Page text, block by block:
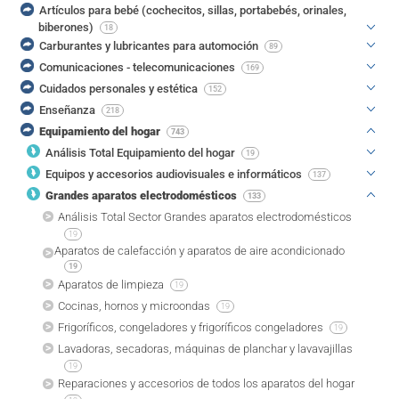
Artículos para bebé (cochecitos, sillas, portabebés, orinales,
biberones)
18
Carburantes y lubricantes para automoción 89
Comunicaciones - telecomunicaciones 169
Cuidados personales y estética 152
Enseñanza 218
Equipamiento del hogar 743
Análisis Total Equipamiento del hogar 19
Equipos y accesorios audiovisuales e informáticos 137
Grandes aparatos electrodomésticos 133
Análisis Total Sector Grandes aparatos electrodomésticos
19
Aparatos de calefacción y aparatos de aire acondicionado
19
Aparatos de limpieza 19
Cocinas, hornos y microondas 19
Frigoríficos, congeladores y frigoríficos congeladores 19
Lavadoras, secadoras, máquinas de planchar y lavavajillas
19
Reparaciones y accesorios de todos los aparatos del hogar